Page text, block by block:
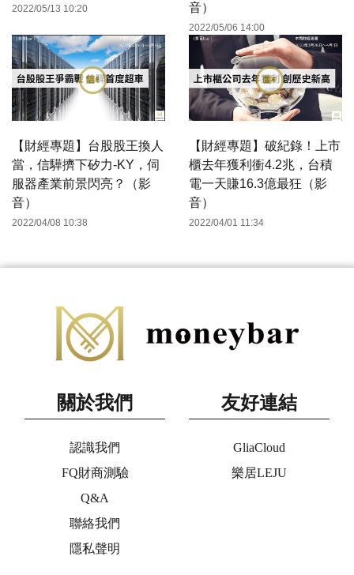
2022/05/13 10:20
音）
2022/05/06 14:00
【財經專題】台股股王換人
當，信驊擠下矽力-KY，伺
服器產業前景閃亮？（影
音）
2022/04/08 10:38
【財經專題】破紀錄！上市
櫃去年獲利衝4.2兆，台積
電一天賺16.3億最狂（影
音）
2022/04/01 11:34
關於我們
認識我們
FQ財商測驗
Q&A
聯絡我們
隱私聲明
友好連結
GliaCloud
樂居LEJU